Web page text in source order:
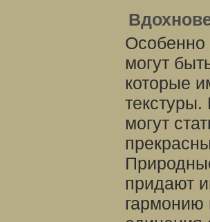
Особенно
могут
которые
могут
придают
гармонию